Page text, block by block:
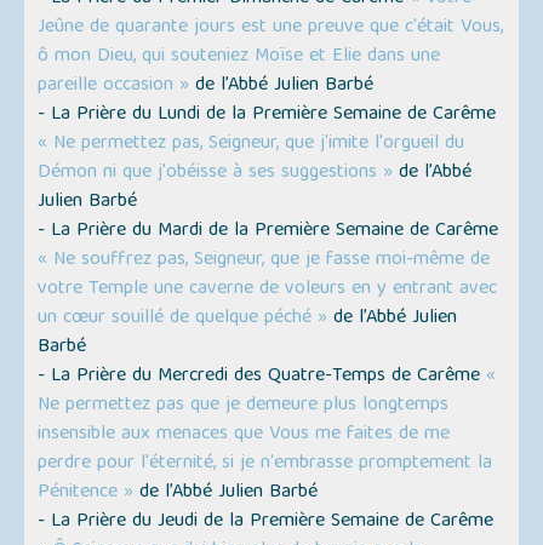
Jeûne de quarante jours est une preuve que c'était Vous,
ô mon Dieu, qui souteniez Moïse et Elie dans une
pareille occasion » de l’Abbé Julien Barbé
- La Prière du Lundi de la Première Semaine de Carême
« Ne permettez pas, Seigneur, que j'imite l'orgueil du
Démon ni que j'obéisse à ses suggestions » de l’Abbé
Julien Barbé
- La Prière du Mardi de la Première Semaine de Carême
« Ne souffrez pas, Seigneur, que je fasse moi-même de
votre Temple une caverne de voleurs en y entrant avec
un cœur souillé de quelque péché » de l’Abbé Julien
Barbé
- La Prière du Mercredi des Quatre-Temps de Carême «
Ne permettez pas que je demeure plus longtemps
insensible aux menaces que Vous me faites de me
perdre pour l'éternité, si je n'embrasse promptement la
Pénitence » de l’Abbé Julien Barbé
- La Prière du Jeudi de la Première Semaine de Carême